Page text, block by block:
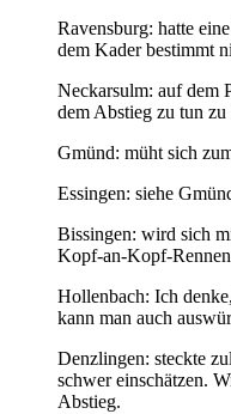
Ravensburg: hatte
dem Kader bestimmt
Neckarsulm: auf dem
dem Abstieg zu tun zu
Gmünd: müht sich
Essingen: siehe
Bissingen: wird sich
Kopf-an-Kopf-
Hollenbach: Ich
kann man auch
Denzlingen: steckte
schwer einschätzen.
Abstieg.